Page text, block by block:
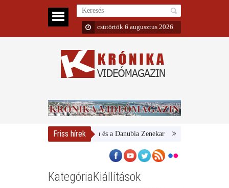
csütörtök 6 augusztus 2026
Friss hírek
Magyar Nemzeti Galéria és a Danubia Zenekar Bemutatta 2024/25-ös
KategóriaKiállítások